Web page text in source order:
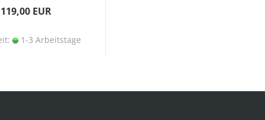
119,00 EUR
1-3 Arbeitstage